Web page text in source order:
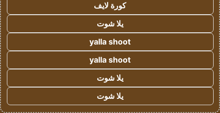
كورة لايف
يلا شوت
yalla shoot
yalla shoot
يلا شوت
يلا شوت